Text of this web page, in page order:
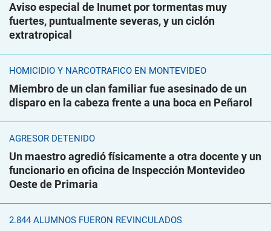
Aviso especial de Inumet por tormentas muy
fuertes, puntualmente severas, y un ciclón
extratropical
HOMICIDIO Y NARCOTRÁFICO EN MONTEVIDEO
Miembro de un clan familiar fue asesinado de un
disparo en la cabeza frente a una boca en Peñarol
AGRESOR DETENIDO
Un maestro agredió físicamente a otra docente y un
funcionario en oficina de Inspección Montevideo
Oeste de Primaria
2.844 ALUMNOS FUERON REVINCULADOS